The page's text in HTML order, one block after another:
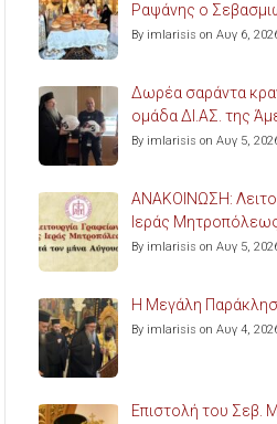
Ραψάνης ο
By imlarisis on Αυγ 6,
Δωρέα σαράντα
ομάδα ΔΙ.ΑΣ. της
By imlarisis on Αυγ 5,
ΑΝΑΚΟΙΝΩΣΗ:
Ιεράς
By imlarisis on Αυγ 5,
Η Μεγάλη
By imlarisis on Αυγ 4,
Επιστολή του Σεβ.